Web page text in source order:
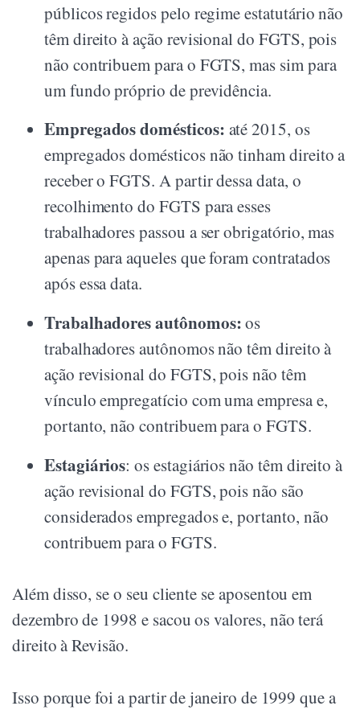
públicos regidos pelo regime estatutário não
têm direito à ação revisional do FGTS, pois
não contribuem para o FGTS, mas sim para
um fundo próprio de previdência.
Empregados domésticos: até 2015, os
empregados domésticos não tinham direito a
receber o FGTS. A partir dessa data, o
recolhimento do FGTS para esses
trabalhadores passou a ser obrigatório, mas
apenas para aqueles que foram contratados
após essa data.
Trabalhadores autônomos:os
trabalhadores autônomos não têm direito à
ação revisional do FGTS, pois não têm
vínculo empregatício com uma empresa e,
portanto, não contribuem para o FGTS.
Estagiários: os estagiários não têm direito à
ação revisional do FGTS, pois não são
considerados empregados e, portanto, não
contribuem para o FGTS.
Além disso, se o seu cliente se aposentou em
dezembro de 1998 e sacou os valores, não terá
direito à Revisão.
Isso porque foi a partir de janeiro de 1999 que a